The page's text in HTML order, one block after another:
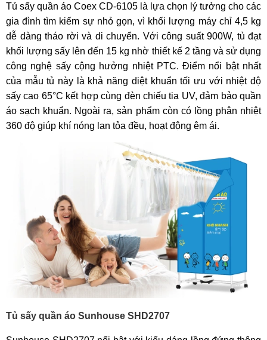
Tủ sấy quần áo Coex CD-6105 là lựa chọn lý tưởng cho các
gia đình tìm kiếm sự nhỏ gọn, vì khối lượng máy chỉ 4,5 kg
dễ dàng tháo rời và di chuyển. Với công suất 900W, tủ đạt
khối lượng sấy lên đến 15 kg nhờ thiết kế 2 tầng và sử dụng
công nghệ sấy cộng hưởng nhiệt PTC. Điểm nổi bật nhất
của mẫu tủ này là khả năng diệt khuẩn tối ưu với nhiệt độ
sấy cao 65°C kết hợp cùng đèn chiếu tia UV, đảm bảo quần
áo sạch khuẩn. Ngoài ra, sản phẩm còn có lồng phân nhiệt
360 độ giúp khí nóng lan tỏa đều, hoạt động êm ái.
Tủ sấy quần áo Sunhouse SHD2707